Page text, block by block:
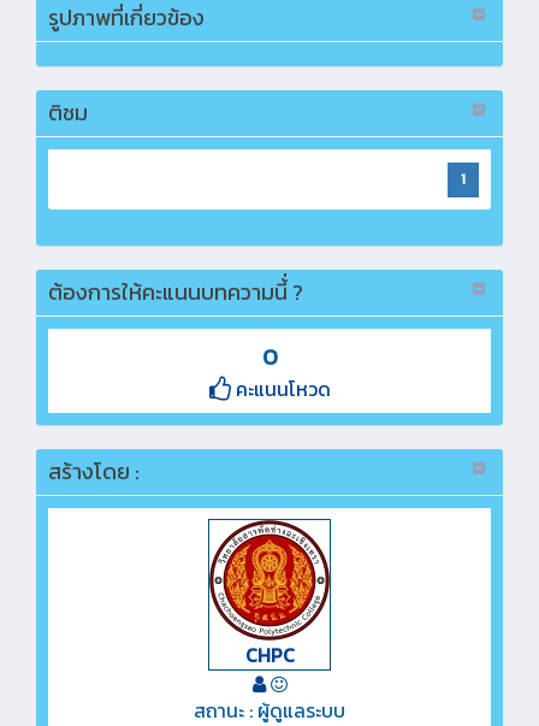
รูปภาพที่เกี่ยวข้อง
ติชม
1
ต้องการให้คะแนนบทความนี้่ ?
0
คะแนนโหวด
สร้างโดย :
CHPC
สถานะ : ผู้ดูแลระบบ